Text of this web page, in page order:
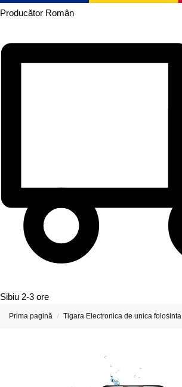
Producător Român
Sibiu 2-3 ore
Prima pagină / Tigara Electronica de unica folosinta